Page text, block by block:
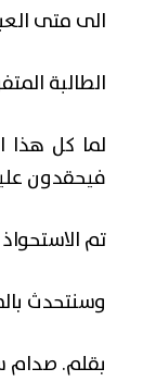
الى متى
الطالبة
لما كل هذا
فيحقدون
تم الاستحواذ على
وسنتحدث
بقلم. صدام
محافظ
المزيد